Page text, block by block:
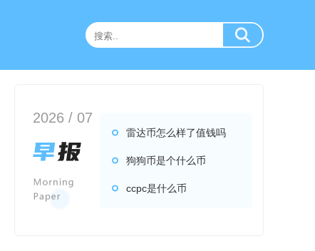
2026 / 07
雷达币怎么样了值钱吗
狗狗币是个什么币
ccpc是什么币